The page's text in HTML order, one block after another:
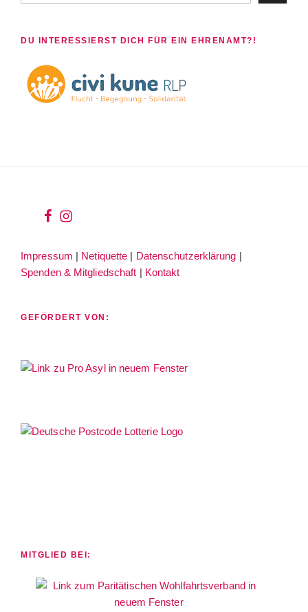
DU INTERESSIERST DICH FÜR EIN EHRENAMT?!
wir
facebook
wir
instagram
Impressum | Netiquette | Datenschutzerklärung |
Spenden & Mitgliedschaft | Kontakt
GEFÖRDERT VON:
MITGLIED BEI: